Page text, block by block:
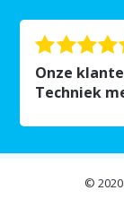
Onze
Techniek
©